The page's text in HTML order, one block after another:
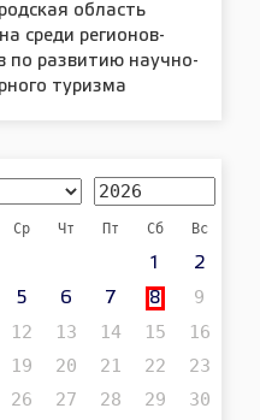
область
среди регионов-
по развитию научно-
туризма
Ср Чт Пт Сб Вс
1 2
5 6 7 8
9
12 13 14 15
16
19 20 21 22
23
26 27 28 29
30